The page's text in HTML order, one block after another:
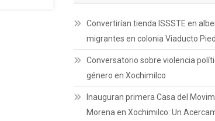
Convertirían tienda ISSSTE en
migrantes en colonia Viaducto
Conversatorio sobre violencia
género en Xochimilco
Inauguran primera Casa del
Morena en Xochimilco: Un